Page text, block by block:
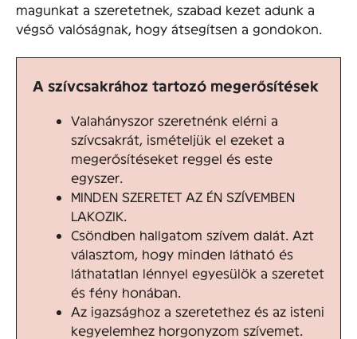
magunkat a szeretetnek, szabad kezet adunk a
végső valóságnak, hogy átsegítsen a gondokon.
A szívcsakrához tartozó megerősítések
Valahányszor szeretnénk elérni a
szívcsakrát, ismételjük el ezeket a
megerősítéseket reggel és este
egyszer.
MINDEN SZERETET AZ ÉN SZÍVEMBEN
LAKOZIK.
Csöndben hallgatom szívem dalát. Azt
választom, hogy minden látható és
láthatatlan lénnyel egyesülök a szeretet
és fény honában.
Az igazsághoz a szeretethez és az isteni
kegyelemhez horgonyzom szívemet.